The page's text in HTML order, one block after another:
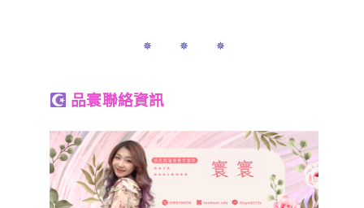
✵ ✵ ✵
品寰聯絡資訊